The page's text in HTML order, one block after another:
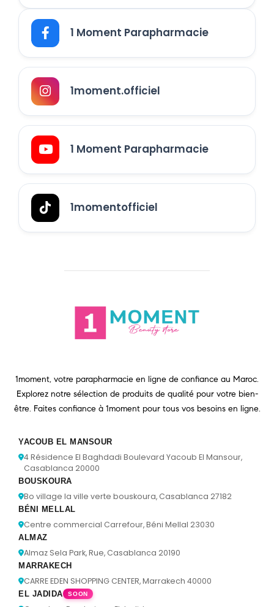
1 Moment Parapharmacie
1moment.officiel
1 Moment Parapharmacie
1momentofficiel
1moment, votre parapharmacie en ligne de confiance au Maroc.
Explorez notre sélection de produits de qualité pour votre bien-
être. Faites confiance à 1moment pour tous vos besoins en ligne.
YACOUB EL MANSOUR
4 Résidence El Baghdadi Boulevard Yacoub El Mansour,
Casablanca 20000
BOUSKOURA
Bo village la ville verte bouskoura, Casablanca 27182
BÉNI MELLAL
Centre commercial Carrefour, Béni Mellal 23030
ALMAZ
Almaz Sela Park, Rue, Casablanca 20190
MARRAKECH
CARRE EDEN SHOPPING CENTER, Marrakech 40000
EL JADIDA SOON